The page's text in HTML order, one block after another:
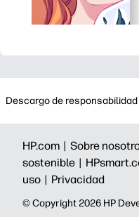
Descargo de responsabilidad
HP.com | Sobre
sostenible |
uso | Privacidad
©️ Copyright 2026 HP